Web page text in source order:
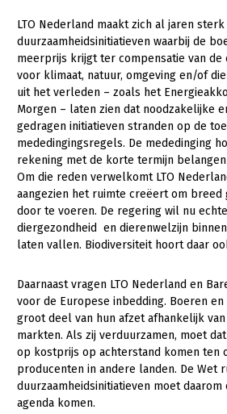
Bodem en water
Platteland en omgeving
Mens, ondernemerschap en
Internationaal
Sectoren
Dier
Biologische Landbouw
Kalverhouderij
Konijnenhouderij
Melkveehouderij
Paardenhouderij
Pluimveehouderij
Plant
Biologische Landbouw
Bollenteelt
Bomen, vaste planten en
Fruitteelt
Glastuinbouw
Multifunctioneel
Vrouw en Bedrijf
Onderwerpen
Nieuws
Nieuwsabonnement
Webinars
LTO Nederland maakt zich al jaren
duurzaamheidsinitiatieven waarbij de
meerprijs krijgt ter compensatie van de
voor klimaat, natuur, omgeving en/of
uit het verleden – zoals het
Morgen – laten zien dat noodzakelijke
gedragen initiatieven stranden op de
mededingingsregels. De mededinging
rekening met de korte termijn
Om die reden verwelkomt LTO
aangezien het ruimte creëert om breed
door te voeren. De regering wil nu
diergezondheid en dierenwelzijn
laten vallen. Biodiversiteit hoort daar
Daarnaast vragen LTO Nederland en
voor de Europese inbedding. Boeren
groot deel van hun afzet afhankelijk
markten. Als zij verduurzamen, moet
op kostprijs op achterstand komen ten
producenten in andere landen. De Wet
duurzaamheidsinitiatieven moet
agenda komen.